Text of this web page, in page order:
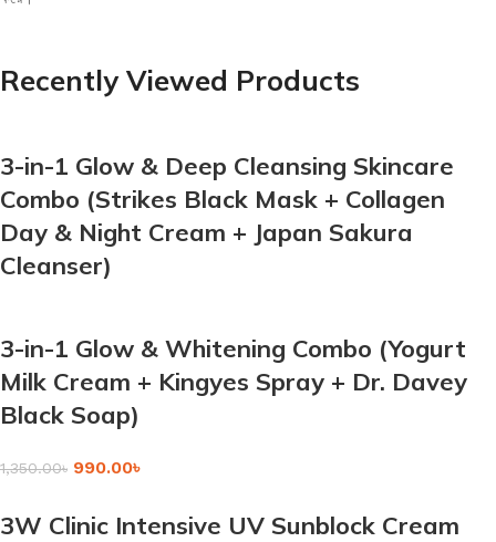
Recently Viewed Products
3-in-1 Glow & Deep Cleansing Skincare
Combo (Strikes Black Mask + Collagen
Day & Night Cream + Japan Sakura
Cleanser)
3-in-1 Glow & Whitening Combo (Yogurt
Milk Cream + Kingyes Spray + Dr. Davey
Black Soap)
1,350.00৳ 990.00৳
3W Clinic Intensive UV Sunblock Cream